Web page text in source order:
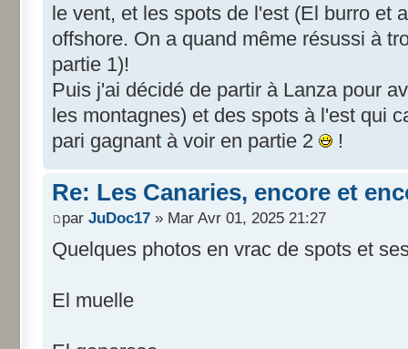
le vent, et les spots de l'est (El burro et
offshore. On a quand même résussi à
partie 1)!
Puis j'ai décidé de partir à Lanza pour
les montagnes) et des spots à l'est qui
pari gagnant à voir en partie 2
!
Re: Les Canaries, encore et
par JuDoc17 » Mar Avr 01, 2025 21:27
Quelques photos en vrac de spots et
El muelle